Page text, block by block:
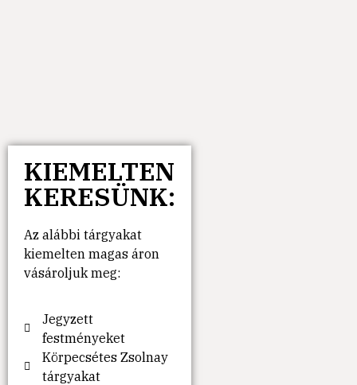
KIEMELTEN
KERESÜNK:
Az alábbi tárgyakat
kiemelten magas áron
vásároljuk meg:
Jegyzett
festményeket
Körpecsétes Zsolnay
tárgyakat